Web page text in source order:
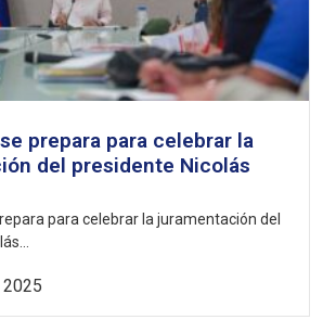
prepara para celebrar la
del presidente Nicolás
para celebrar la juramentación del